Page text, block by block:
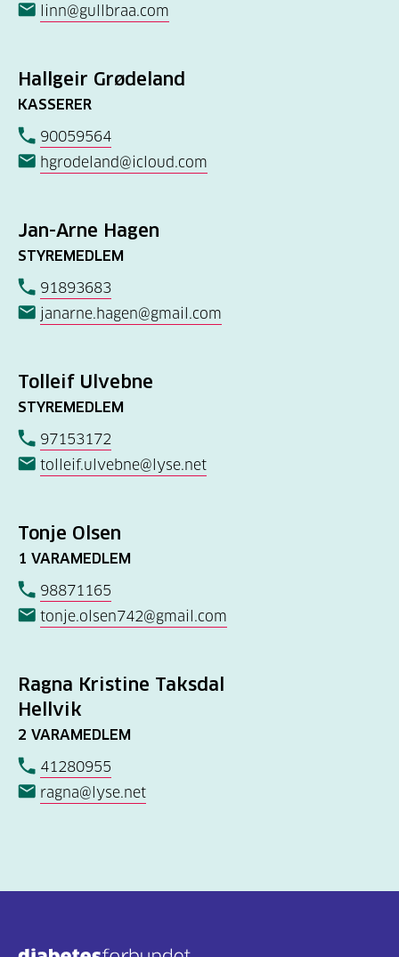
linn@gullbraa.com
Hallgeir Grødeland
KASSERER
90059564
hgrodeland@icloud.com
Jan-Arne Hagen
STYREMEDLEM
91893683
janarne.hagen@gmail.com
Tolleif Ulvebne
STYREMEDLEM
97153172
tolleif.ulvebne@lyse.net
Tonje Olsen
1 VARAMEDLEM
98871165
tonje.olsen742@gmail.com
Ragna Kristine Taksdal
Hellvik
2 VARAMEDLEM
41280955
ragna@lyse.net